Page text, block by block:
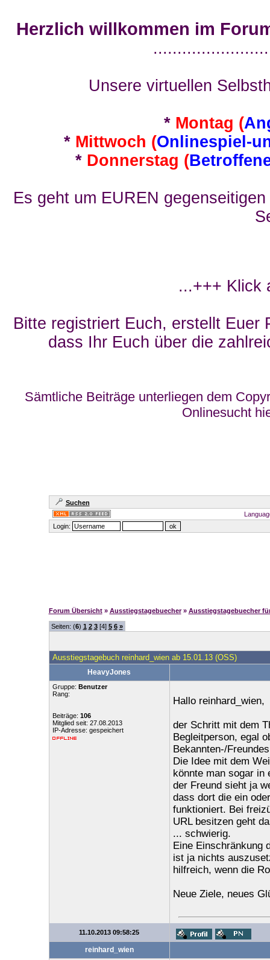
Herzlich willkommen im
Unsere virtuellen
* Montag (
* Mittwoch (Onlinespiel-
* Donnerstag (
Es geht um EUREN
...+++ Klick
Bitte registriert Euch, erstellt Euer
dass Ihr Euch über die
Sämtliche Beiträge unterliegen dem
Onlinesucht
Suchen
Login:
Forum Übersicht » Ausstiegstagebuecher » Ausstiegstagebuecher
Seiten: (6) 1 2 3[4] 5 6 »
Ausstiegstagebuch reinhard_wien ab 15.01.13 (OSS)
HeavyJones
Gruppe: Benutzer
Rang:
Beiträge: 106
Mitglied seit: 27.08.2013
IP-Adresse: gespeichert
Hallo reinhard_wien,
der Schritt mit dem
Begleitperson, egal
Bekannten-/
Die Idee mit dem
könnte man sogar in
der Freund sieht ja
dass dort die ein
funktioniert. Bei
URL besitzen geht
... schwierig.
Eine Einschränkung
ist ja nichts
hilfreich, wenn die
Neue Ziele, neues
11.10.2013 09:58:25
reinhard_wien